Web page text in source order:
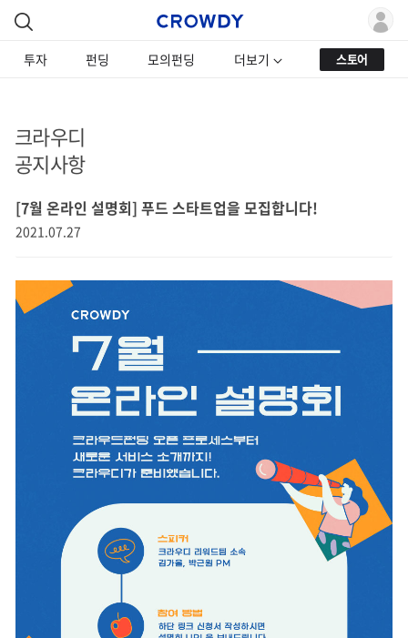
투자 펀딩 모의펀딩 더보기 스토어
크라우디
공지사항
[7월 온라인 설명회] 푸드 스타트업을 모집합니다!
2021.07.27